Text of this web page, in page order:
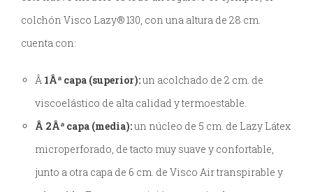
colchón Visco Lazy® 130, con una altura de 28 cm.
cuenta con:
Â 1Âª capa (superior):un acolchado de 2 cm. de
viscoelástico de alta calidad y termoestable.
Â 2Âª capa (media):un núcleo de 5 cm. de Lazy Látex
microperforado, de tacto muy suave y confortable,
junto a otra capa de 6 cm. de Visco Air transpirable y